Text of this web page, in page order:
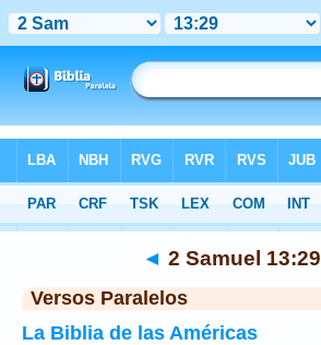
>2 Samuel Capítulo 13 > Verso 29
◄ 2 Samuel 13:29
Versos Paralelos
La Biblia de las Américas